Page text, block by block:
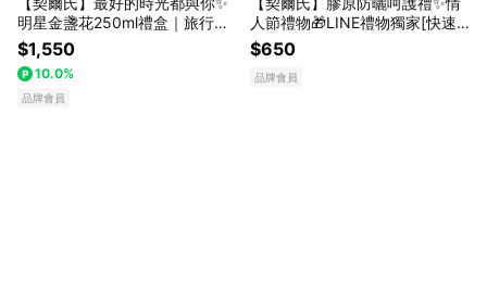
明星金盞花250ml禮盒｜旅行必
備[快速出貨]
$1,550
10.0%
品牌會員
人節禮物🎁LINE禮物獨家[快速
出貨]
$650
品牌會員